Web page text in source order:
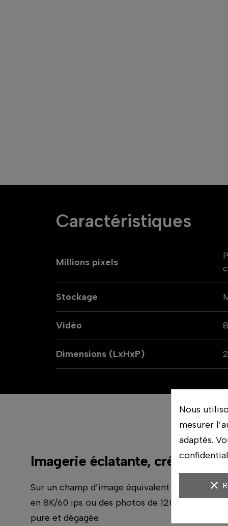
Caractéristiques
Millions pixels
Stockage
Vidéo
Dimensions (LxHxP)
Imagerie éclatante, créativité
Sur un champ d’image équivalent à 1 pouce,
en 8K/60 ips ou des photos de 120 MP avec
pure et dégagée.
Nous
mesurer
adaptés.
clear